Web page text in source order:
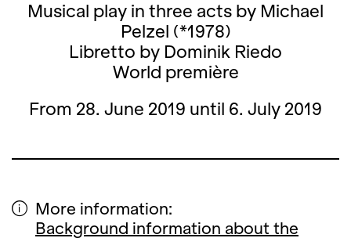
Musical play in three acts by Michael
Pelzel (*1978)
Libretto by Dominik Riedo
World première
From 28. June 2019 until 6. July 2019
More information:
Background information about the